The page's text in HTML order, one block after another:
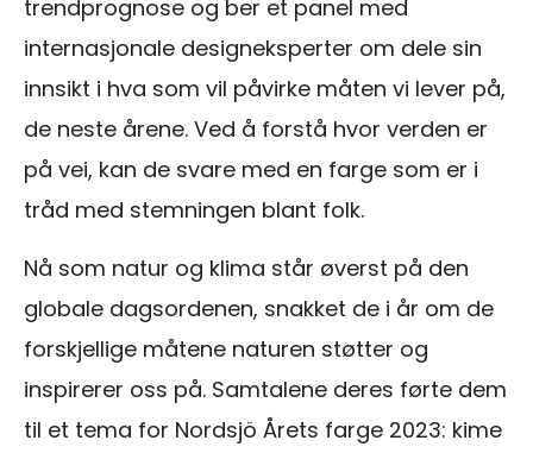
trendprognose og ber et panel med
internasjonale designeksperter om dele sin
innsikt i hva som vil påvirke måten vi lever på,
de neste årene. Ved å forstå hvor verden er
på vei, kan de svare med en farge som er i
tråd med stemningen blant folk.
Nå som natur og klima står øverst på den
globale dagsordenen, snakket de i år om de
forskjellige måtene naturen støtter og
inspirerer oss på. Samtalene deres førte dem
til et tema for Nordsjö Årets farge 2023: kime